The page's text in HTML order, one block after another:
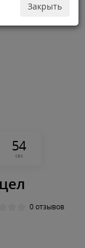
Закрыть
54
сек
0 отзывов